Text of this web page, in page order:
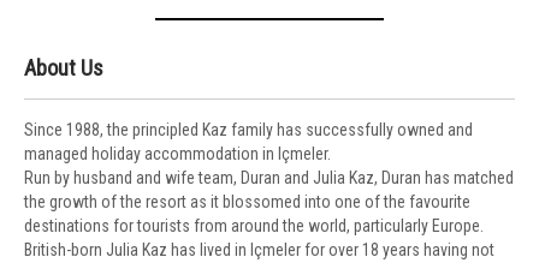
About Us
Since 1988, the principled Kaz family has successfully owned and
managed holiday accommodation in Içmeler.
Run by husband and wife team, Duran and Julia Kaz, Duran has matched
the growth of the resort as it blossomed into one of the favourite
destinations for tourists from around the world, particularly Europe.
British-born Julia Kaz has lived in Içmeler for over 18 years having not